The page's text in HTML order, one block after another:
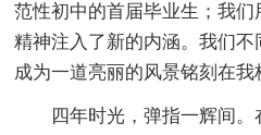
范性初中的首届毕业生；我
精神注入了新的内涵。我们
成为一道亮丽的风景铭刻在我
四年时光，弹指一辉间